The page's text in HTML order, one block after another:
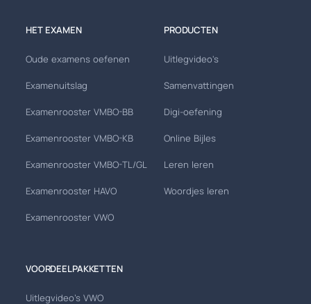
HET EXAMEN
Oude examens oefenen
Examenuitslag
Examenrooster VMBO-BB
Examenrooster VMBO-KB
Examenrooster VMBO-TL/GL
Examenrooster HAVO
Examenrooster VWO
PRODUCTEN
Uitlegvideo's
Samenvattingen
Digi-oefening
Online Bijles
Leren leren
Woordjes leren
VOORDEELPAKKETTEN
Uitlegvideo's VWO